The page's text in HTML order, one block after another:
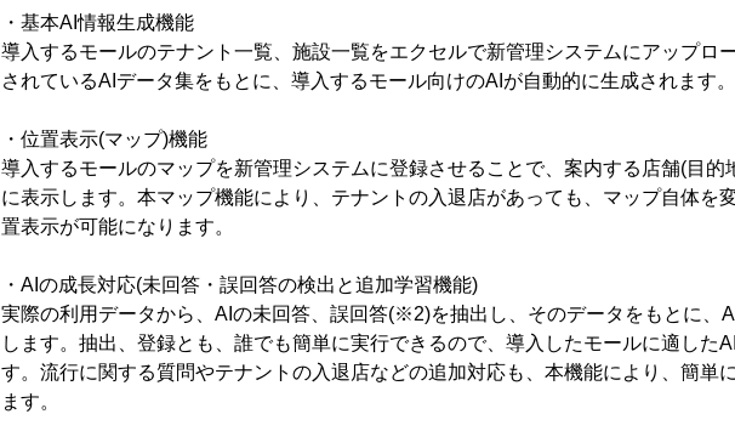
・基本AI情報生成機能
導入するモールのテナント一覧、施設一覧をエクセルで新管理システムにアップロ
されているAIデータ集をもとに、導入するモール向けのAIが自動的に生成されます。
・位置表示(マップ)機能
導入するモールのマップを新管理システムに登録させることで、案内する店舗(目的
に表示します。本マップ機能により、テナントの入退店があっても、マップ自体を
置表示が可能になります。
・AIの成長対応(未回答・誤回答の検出と追加学習機能)
実際の利用データから、AIの未回答、誤回答(※2)を抽出し、そのデータをもとに、
します。抽出、登録とも、誰でも簡単に実行できるので、導入したモールに適した
す。流行に関する質問やテナントの入退店などの追加対応も、本機能により、簡単
ます。